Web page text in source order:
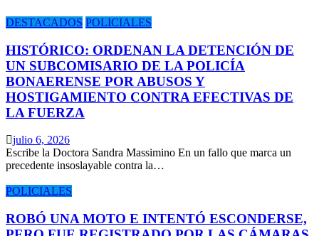
DESTACADOS POLICIALES
HISTÓRICO: ORDENAN LA DETENCIÓN DE
UN SUBCOMISARIO DE LA POLICÍA
BONAERENSE POR ABUSOS Y
HOSTIGAMIENTO CONTRA EFECTIVAS DE
LA FUERZA
julio 6, 2026
Escribe la Doctora Sandra Massimino En un fallo que marca un
precedente insoslayable contra la…
POLICIALES
ROBÓ UNA MOTO E INTENTÓ ESCONDERSE,